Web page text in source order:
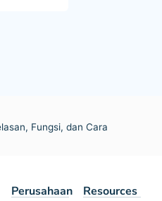
Fungsi, dan Cara
Perusahaan Resources